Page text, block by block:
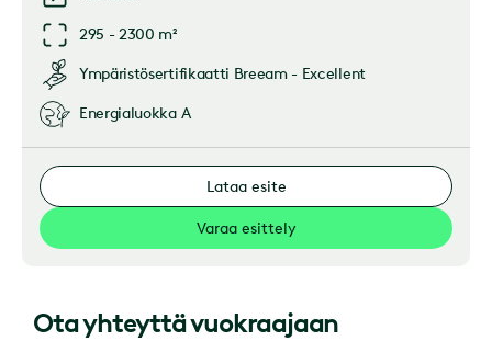
295 - 2300 m²
Ympäristösertifikaatti Breeam - Excellent
Energialuokka A
Lataa esite
Varaa esittely
Ota yhteyttä vuokraajaan